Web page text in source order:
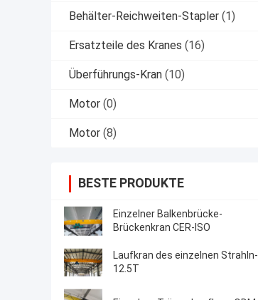
Behälter-Reichweiten-Stapler (1)
Ersatzteile des Kranes (16)
Überführungs-Kran (10)
Motor (0)
Motor (8)
BESTE PRODUKTE
Einzelner Balkenbrücke-
Brückenkran CER-ISO
Laufkran des einzelnen Strahln-
12.5T